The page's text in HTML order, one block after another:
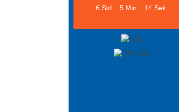
6 Std. : 5 Min. : 13 Sek.